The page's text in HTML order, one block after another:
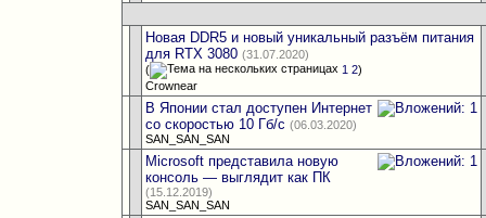
Новая DDR5 и новый уникальный разъём питания
для RTX 3080 (31.07.2020)
(
1 2)
Crownear
В Японии стал доступен Интернет
со скоростью 10 Гб/с (06.03.2020)
SAN_SAN_SAN
Microsoft представила новую
консоль — выглядит как ПК
(15.12.2019)
SAN_SAN_SAN